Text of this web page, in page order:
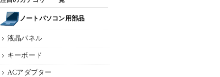
ノートパソコン用部品
液晶パネル
キーボード
ACアダプター